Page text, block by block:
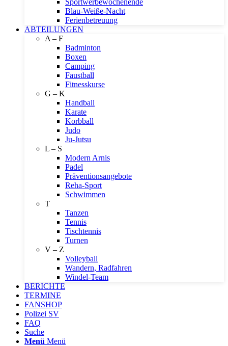
Sportwerbewochenende
Blau-Weiße-Nacht
Ferienbetreuung
ABTEILUNGEN
A – F
Badminton
Boxen
Camping
Faustball
Fitnesskurse
G – K
Handball
Karate
Korbball
Judo
Ju-Jutsu
L – S
Modern Arnis
Padel
Präventionsangebote
Reha-Sport
Schwimmen
T
Tanzen
Tennis
Tischtennis
Turnen
V – Z
Volleyball
Wandern, Radfahren
Windel-Team
BERICHTE
TERMINE
FANSHOP
Polizei SV
FAQ
Suche
Menü Menü